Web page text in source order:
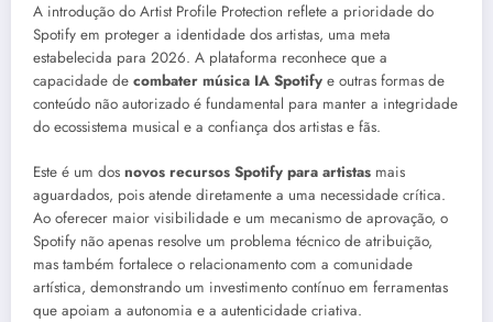
A introdução do Artist Profile Protection reflete a prioridade do
Spotify em proteger a identidade dos artistas, uma meta
estabelecida para 2026. A plataforma reconhece que a
capacidade de combater música IA Spotify e outras formas de
conteúdo não autorizado é fundamental para manter a integridade
do ecossistema musical e a confiança dos artistas e fãs.
Este é um dos novos recursos Spotify para artistas mais
aguardados, pois atende diretamente a uma necessidade crítica.
Ao oferecer maior visibilidade e um mecanismo de aprovação, o
Spotify não apenas resolve um problema técnico de atribuição,
mas também fortalece o relacionamento com a comunidade
artística, demonstrando um investimento contínuo em ferramentas
que apoiam a autonomia e a autenticidade criativa.